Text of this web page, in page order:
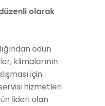
olarak
ödün
klimalarının
için
hizmetleri
lideri olan